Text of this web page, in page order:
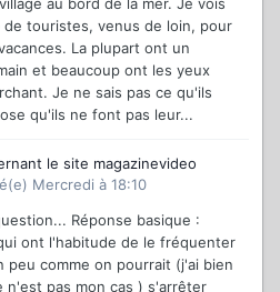
au bord de la mer. Je vois
de touristes, venus de loin, pour
La plupart ont un
et beaucoup ont les yeux
Je ne sais pas ce qu'ils
qu'ils ne font pas leur...
le site magazinevideo
Mercredi à 18:10
Réponse basique :
ont l'habitude de le fréquenter
peu comme on pourrait (j'ai bien
n'est pas mon cas ) s'arrêter